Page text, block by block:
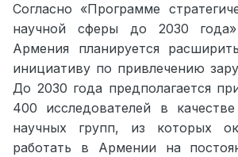
Согласно «Программе
научной сферы до 2030
Армения планируется
инициативу по привлечению
До 2030 года предполагается
400 исследователей в
научных групп, из которых
работать в Армении на